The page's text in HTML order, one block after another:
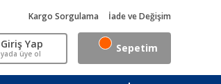
Kargo Sorgulama İade ve Değişim
Giriş Yap
yada üye ol Sepetim